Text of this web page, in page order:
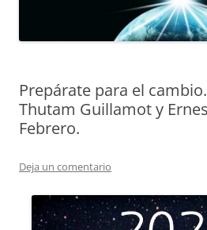
Prepárate para el
Thutam Guillamot y
Febrero.
Deja un comentario